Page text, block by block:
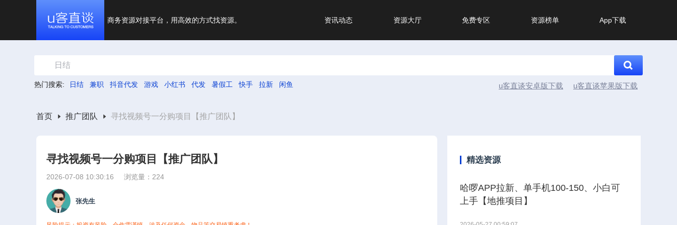
商务资源对接平台，用高效的方式找资源。 资讯动态 资源大厅 免费专区 资源榜单 App下载
日结
热门搜索: 日结 兼职 抖音代发 游戏 小红书 代发 暑假工 快手 拉新 闲鱼 u客直谈安卓版下载 u客直谈苹果版下载
首页 推广团队 寻找视频号一分购项目【推广团队】
寻找视频号一分购项目【推广团队】
2026-07-08 10:30:16 浏览量：224
张先生
精选资源
哈啰APP拉新、单手机100-150、小白可
上手【地推项目】